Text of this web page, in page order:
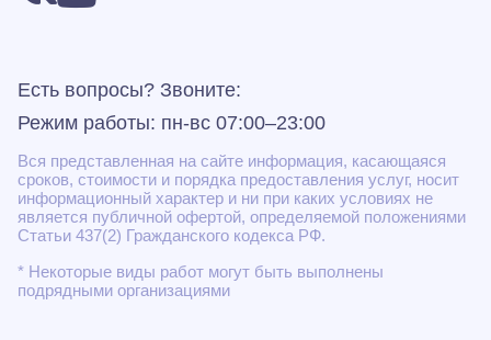
Есть вопросы? Звоните:
Режим работы: пн-вс 07:00–23:00
Вся представленная на сайте информация, касающаяся
сроков, стоимости и порядка предоставления услуг, носит
информационный характер и ни при каких условиях не
является публичной офертой, определяемой положениями
Статьи 437(2) Гражданского кодекса РФ.
* Некоторые виды работ могут быть выполнены
подрядными организациями